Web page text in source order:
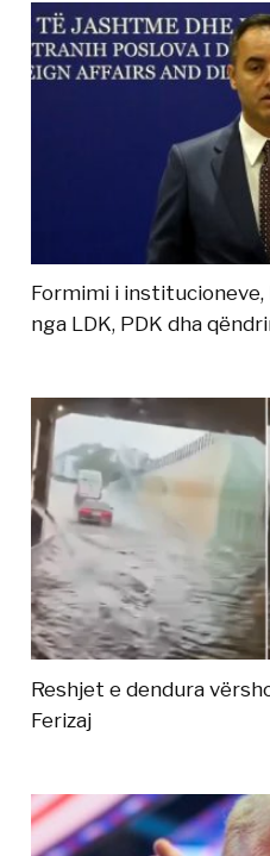
Formimi i
nga LDK, PDK dha
Reshjet e dendura
Ferizaj